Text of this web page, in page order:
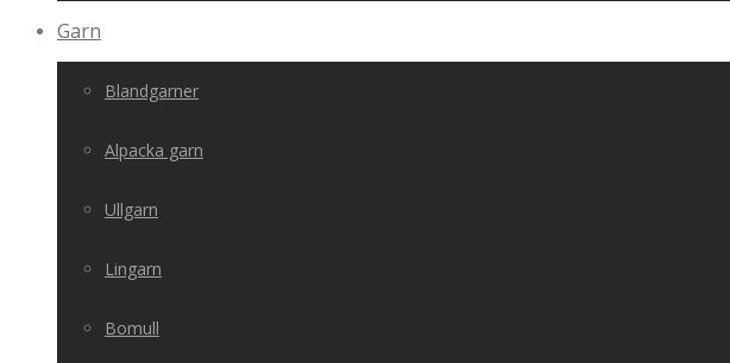
Garn
Blandgarner
Alpacka garn
Ullgarn
Lingarn
Bomull